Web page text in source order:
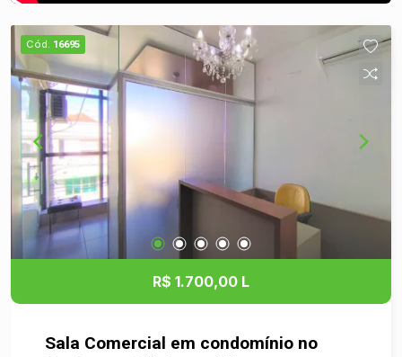
Cód. 16695
R$ 1.700,00 L
Sala Comercial em condomínio no